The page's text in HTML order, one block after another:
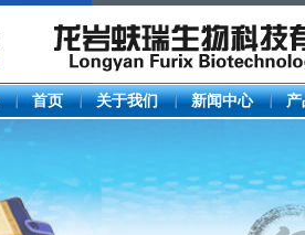
首页 关于我们 新闻中心 产